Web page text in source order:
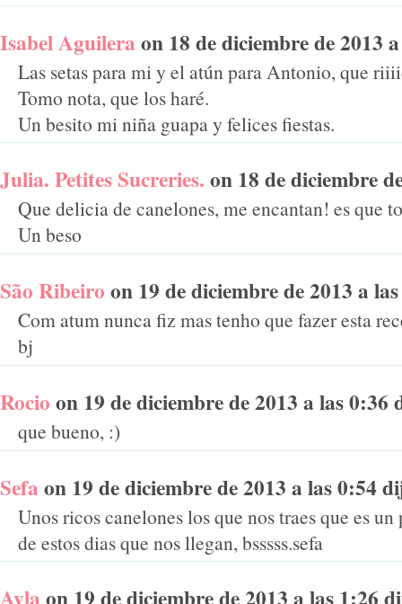
Isabel Aguilera on 18 de diciembre de 2013
Las setas para mi y el atún para Antonio, que
Tomo nota, que los haré.
Un besito mi niña guapa y felices fiestas.
Julia. Petites Sucreries. on 18 de diciembre
Que delicia de canelones, me encantan! es que
Un beso
São Ribeiro on 19 de diciembre de 2013 a
Com atum nunca fiz mas tenho que fazer esta
bj
Rocio on 19 de diciembre de 2013 a las 0:36
que bueno, :)
Sefa on 19 de diciembre de 2013 a las 0:54
Unos ricos canelones los que nos traes que es
de estos dias que nos llegan, bsssss.sefa